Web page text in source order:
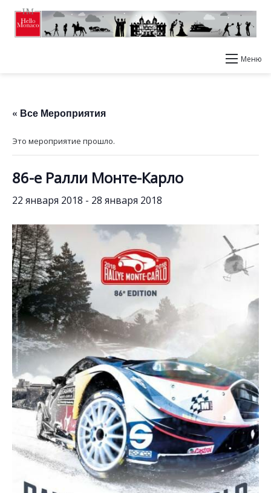
Меню
« Все Мероприятия
Это мероприятие прошло.
86-е Ралли Монте-Карло
22 января 2018 - 28 января 2018